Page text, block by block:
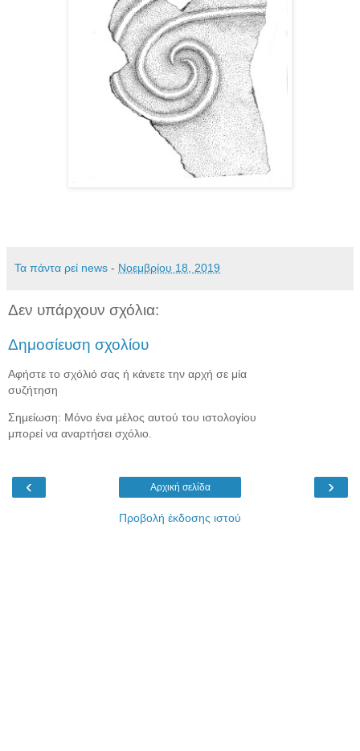
Τα πάντα ρεί news - Νοεμβρίου 18, 2019
Δεν υπάρχουν σχόλια:
Δημοσίευση σχολίου
Αφήστε το σχόλιό σας ή κάνετε την αρχή σε μία
συζήτηση
Σημείωση: Μόνο ένα μέλος αυτού του ιστολογίου
μπορεί να αναρτήσει σχόλιο.
‹ ›
Αρχική σελίδα
Προβολή έκδοσης ιστού